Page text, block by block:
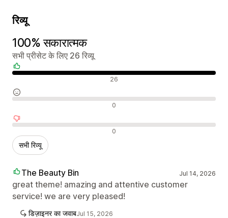
रिव्यू
100% सकारात्मक
सभी प्रीसेट के लिए 26 रिव्यू
सकारात्मक रिव्यू 26
न्यूट्रल रिव्यू 0
नकारात्मक रिव्यू 0
सभी रिव्यू
The Beauty Bin Jul 14, 2026
great theme! amazing and attentive customer
service! we are very pleased!
डिज़ाइनर का जवाबJul 15, 2026